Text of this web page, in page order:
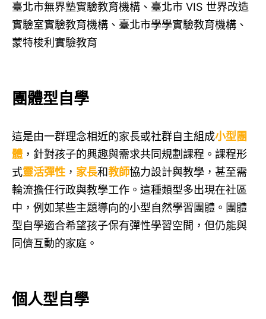
臺北市無界塾實驗教育機構、臺北市 VIS 世界改造
實驗室實驗教育機構、臺北市學學實驗教育機構、
蒙特梭利實驗教育
團體型自學
這是由一群理念相近的家長或社群自主組成小型團
體 ，針對孩子的興趣與需求共同規劃課程。課程形
式靈活彈性 ， 家長和教師協力設計與教學，甚至需
輪流擔任行政與教學工作。這種類型多出現在社區
中，例如某些主題導向的小型自然學習團體。團體
型自學適合希望孩子保有彈性學習空間，但仍能與
同儕互動的家庭。
個人型自學